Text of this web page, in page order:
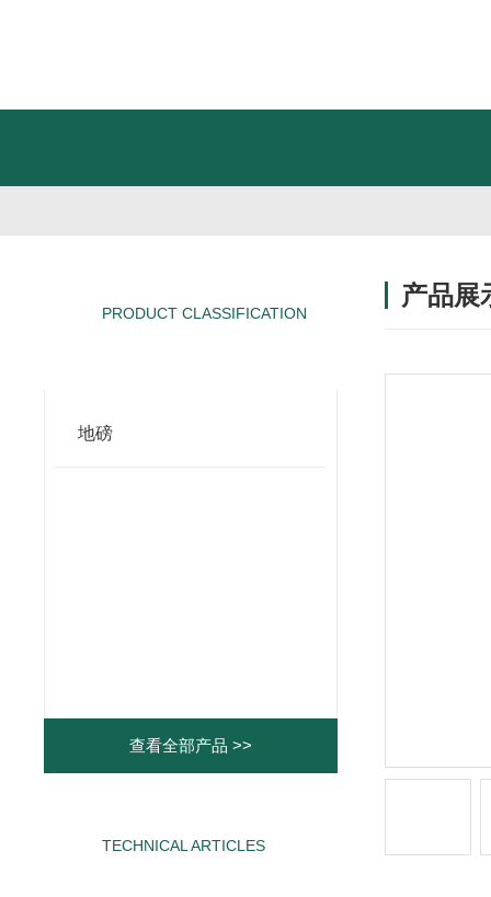
PRODUCT CLASSIFICATION
地磅
查看全部产品 >>
TECHNICAL ARTICLES
产品展